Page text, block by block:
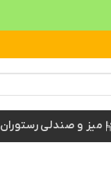
میز و صندلی رستوران